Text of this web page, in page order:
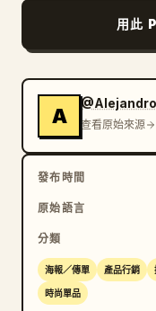
DIEM」。在最左下
銘：「MEMENTO
概念暗示「
佈局：將模特兒置於
角的「CARPE DIEM
「CARPE DIEM」則
巨大並從左邊緣裁切
配色方案：青藍色背
裝、黑色鞋子。極簡
用此
A 查看原始來源
發布時間
原始語言
分類
海報／傳單 產品行銷
時尚單品